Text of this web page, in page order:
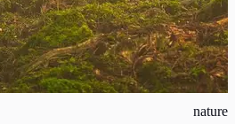
nature